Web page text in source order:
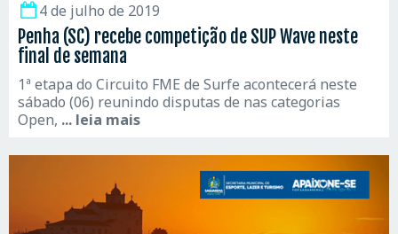
4 de julho de 2019
Penha (SC) recebe competição de SUP Wave neste
final de semana
1ª etapa do Circuito FME de Surfe acontecerá neste
sábado (06) reunindo disputas de nas categorias
Open, ... leia mais